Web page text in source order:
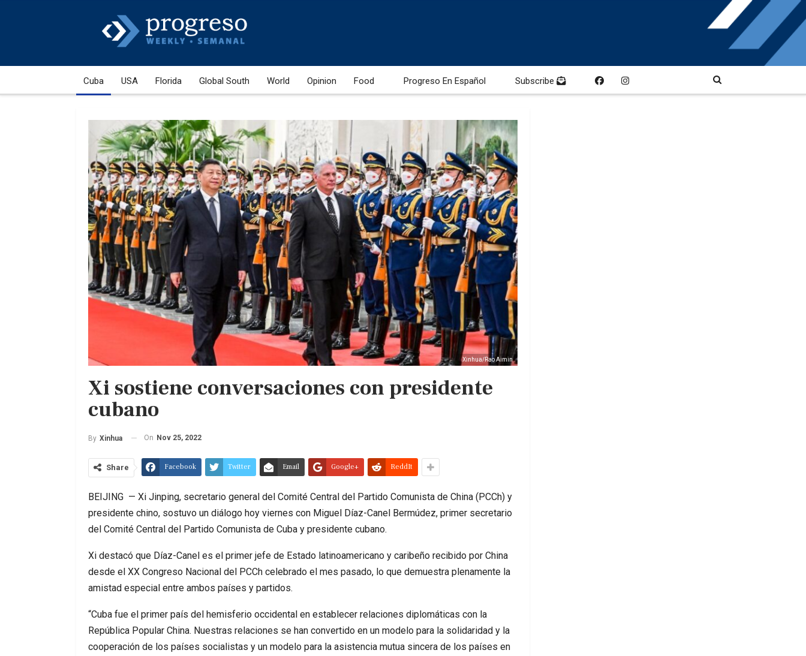
Cuba USA Florida Global South World Opinion Food Progreso En Español Subscribe
Xinhua/Rao Aimin
Xi sostiene conversaciones con presidente
cubano
By Xinhua On Nov 25, 2022
Share Facebook Twitter Email Google+ ReddIt
BEIJING — Xi Jinping, secretario general del Comité Central del Partido Comunista de China (PCCh) y
presidente chino, sostuvo un diálogo hoy viernes con Miguel Díaz-Canel Bermúdez, primer secretario
del Comité Central del Partido Comunista de Cuba y presidente cubano.
Xi destacó que Díaz-Canel es el primer jefe de Estado latinoamericano y caribeño recibido por China
desde el XX Congreso Nacional del PCCh celebrado el mes pasado, lo que demuestra plenamente la
amistad especial entre ambos países y partidos.
“Cuba fue el primer país del hemisferio occidental en establecer relaciones diplomáticas con la
República Popular China. Nuestras relaciones se han convertido en un modelo para la solidaridad y la
cooperación de los países socialistas y un modelo para la asistencia mutua sincera de los países en